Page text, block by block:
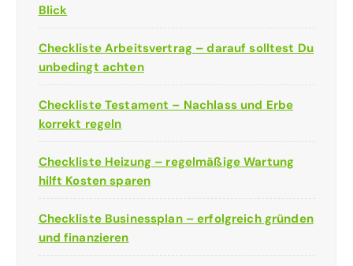
Blick
Checkliste Arbeitsvertrag – darauf solltest Du
unbedingt achten
Checkliste Testament – Nachlass und Erbe
korrekt regeln
Checkliste Heizung – regelmäßige Wartung
hilft Kosten sparen
Checkliste Businessplan – erfolgreich gründen
und finanzieren